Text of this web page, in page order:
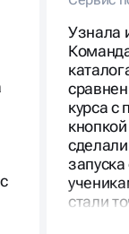
Сервис
Узнала
курса